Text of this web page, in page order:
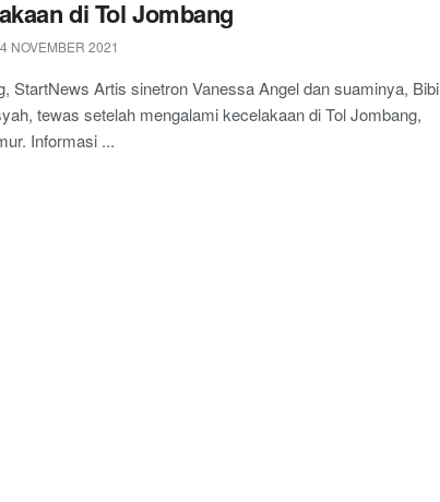
di Tol Jombang
NOVEMBER 2021
StartNews Artis sinetron Vanessa Angel dan suaminya, Bibi
tewas setelah mengalami kecelakaan di Tol Jombang,
Informasi ...